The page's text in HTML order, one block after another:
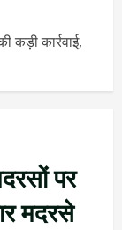
कार्रवाई,
पर
मदरसे